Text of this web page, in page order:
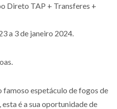
Direto TAP + Transferes +
a 3 de janeiro 2024.
espetáculo de fogos de
é a sua oportunidade de